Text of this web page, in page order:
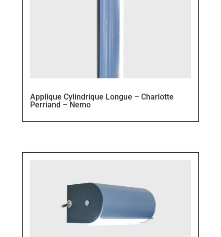
Applique Cylindrique Longue – Charlotte
Perriand – Nemo